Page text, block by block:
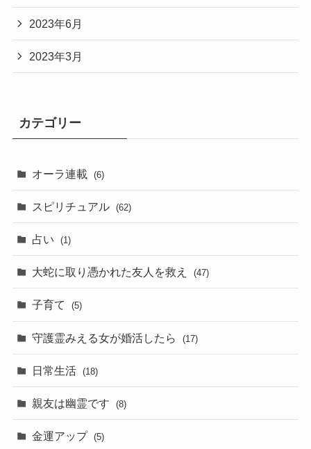
2023年6月
2023年3月
カテゴリー
オーラ連載 (6)
スピリチュアル (62)
占い (1)
大蛇に取り憑かれた友人を救え (47)
子育て (5)
守護霊みえる女が婚活したら (17)
日常生活 (18)
親友は幽霊です (8)
金運アップ (5)